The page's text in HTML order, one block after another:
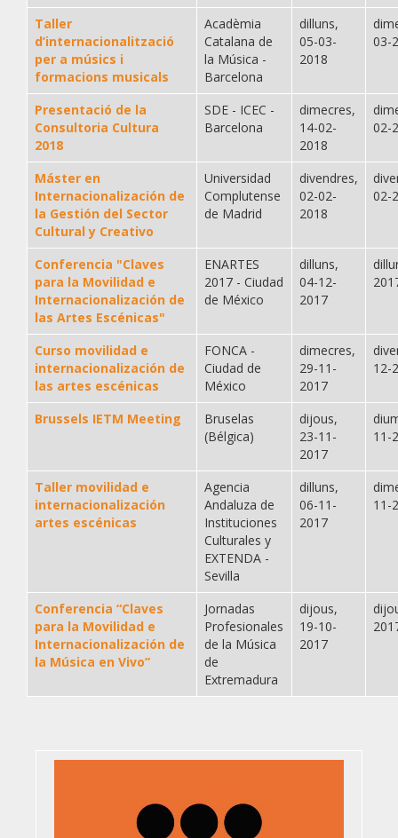
Taller
d’internacionalització
per a músics i
formacions musicals
Acadèmia
Catalana de
la Música -
Barcelona
dilluns,
05-03-
2018
03-
Presentació de la
Consultoria Cultura
2018
SDE - ICEC -
Barcelona
dimecres,
14-02-
2018
02-
Máster en
Internacionalización de
la Gestión del Sector
Cultural y Creativo
Universidad
Complutense
de Madrid
divendres,
02-02-
2018
02-
Conferencia "Claves
para la Movilidad e
Internacionalización de
las Artes Escénicas"
ENARTES
2017 - Ciudad
de México
dilluns,
04-12-
2017
Curso movilidad e
internacionalización de
las artes escénicas
FONCA -
Ciudad de
México
dimecres,
29-11-
2017
12-
Brussels IETM Meeting
Bruselas
(Bélgica)
dijous,
23-11-
2017
11-
Taller movilidad e
internacionalización
artes escénicas
Agencia
Andaluza de
Instituciones
Culturales y
EXTENDA -
Sevilla
dilluns,
06-11-
2017
11-
Conferencia “Claves
para la Movilidad e
Internacionalización de
la Música en Vivo”
Jornadas
Profesionales
de la Música
de
Extremadura
dijous,
19-10-
2017